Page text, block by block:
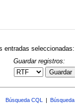
entradas seleccionadas:
Guardar registros:
Guardar
Búsqueda CQL